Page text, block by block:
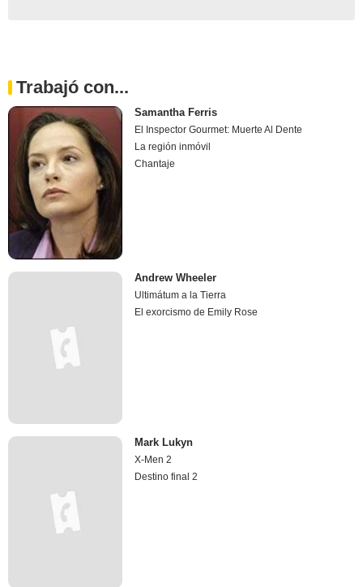
Trabajó con...
Samantha Ferris
El Inspector Gourmet: Muerte Al Dente
La región inmóvil
Chantaje
Andrew Wheeler
Ultimátum a la Tierra
El exorcismo de Emily Rose
Mark Lukyn
X-Men 2
Destino final 2